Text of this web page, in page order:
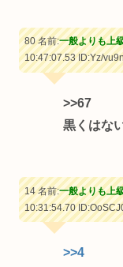
80 名前:一般よりも上
10:47:07.53ID:Yz/
>>67
黒くはな
14 名前:一般よりも上
10:31:54.70
>>4